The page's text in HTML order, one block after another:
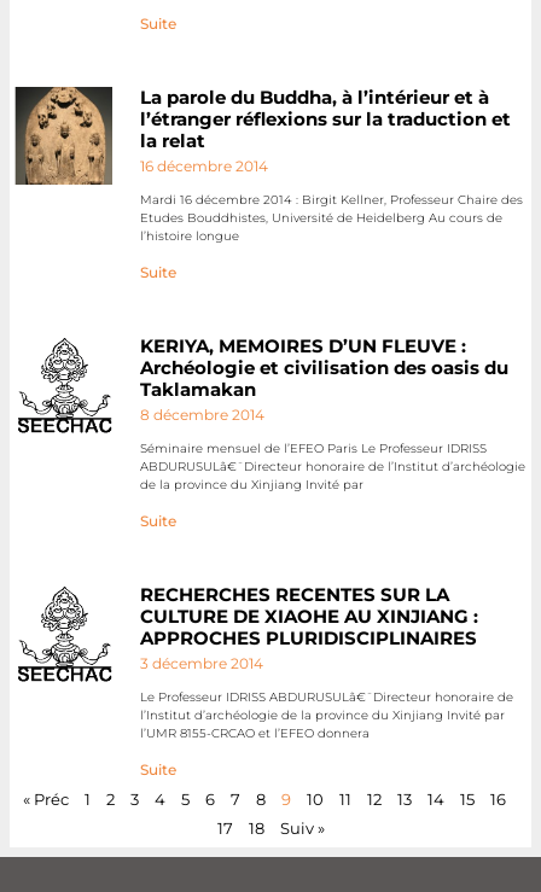
Suite
La parole du Buddha, à l’intérieur et à
l’étranger réflexions sur la traduction et
la relat
16 décembre 2014
Mardi 16 décembre 2014 : Birgit Kellner, Professeur Chaire des
Etudes Bouddhistes, Université de Heidelberg Au cours de
l’histoire longue
Suite
KERIYA, MEMOIRES D’UN FLEUVE :
Archéologie et civilisation des oasis du
Taklamakan
8 décembre 2014
Séminaire mensuel de l’EFEO Paris Le Professeur IDRISS
ABDURUSULâ€¨Directeur honoraire de l’Institut d’archéologie
de la province du Xinjiang Invité par
Suite
RECHERCHES RECENTES SUR LA
CULTURE DE XIAOHE AU XINJIANG :
APPROCHES PLURIDISCIPLINAIRES
3 décembre 2014
Le Professeur IDRISS ABDURUSULâ€¨Directeur honoraire de
l’Institut d’archéologie de la province du Xinjiang Invité par
l’UMR 8155-CRCAO et l’EFEO donnera
Suite
« Préc 1 2 3 4 5 6 7 8 9 10 11 12 13 14 15
16
17
18 Suiv »